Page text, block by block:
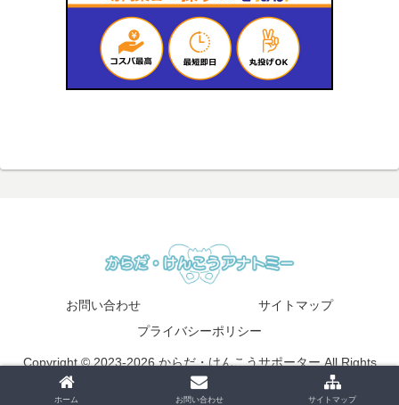
お問い合わせ
サイトマップ
プライバシーポリシー
Copyright © 2023-2026 からだ・けんこうサポーター All Rights
Reserved.
ホーム お問い合わせ サイトマップ